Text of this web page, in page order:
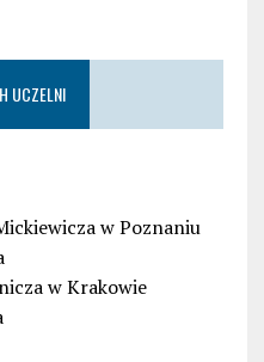
UCZELNI
w Poznaniu
w Krakowie